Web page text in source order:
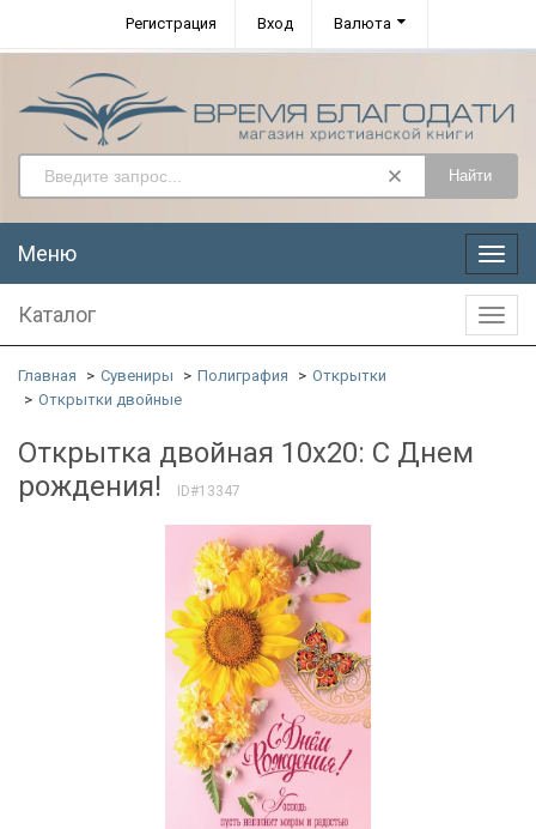
Регистрация Вход Валюта
Найти
Меню
Меню
Каталог
Главная Сувениры Полиграфия
Открытки
Открытки двойные
Открытка двойная 10x20: С Днем
рождения!
ID#13347